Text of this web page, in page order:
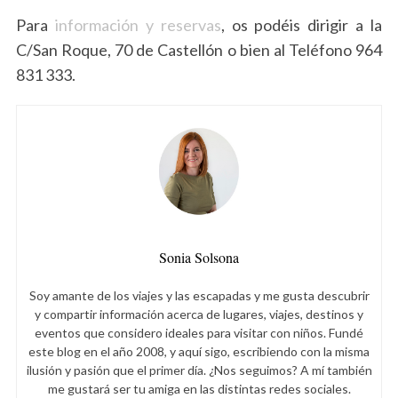
Para información y reservas, os podéis dirigir a la
C/San Roque, 70 de Castellón o bien al Teléfono 964
831 333.
Sonia Solsona
Soy amante de los viajes y las escapadas y me gusta descubrir
y compartir información acerca de lugares, viajes, destinos y
eventos que considero ideales para visitar con niños. Fundé
este blog en el año 2008, y aquí sigo, escribiendo con la misma
ilusión y pasión que el primer día. ¿Nos seguimos? A mí también
me gustará ser tu amiga en las distintas redes sociales.